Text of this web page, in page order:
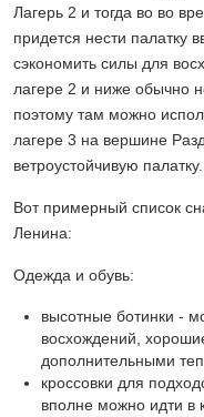
Лагерь 2 и тогда во во
придется нести палатку
сэкономить силы для
лагере 2 и ниже обычно
поэтому там можно
лагере 3 на вершине
ветроустойчивую палатку.
Вот примерный список
Ленина:
Одежда и обувь:
высотные ботинки -
восхождений,
дополнительными
кроссовки для
вполне можно идти в